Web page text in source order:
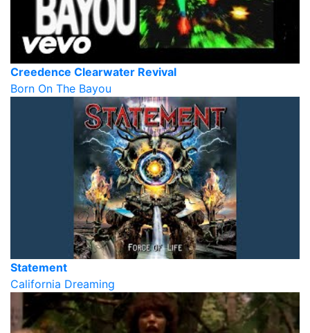
Creedence Clearwater Revival
Born On The Bayou
Statement
California Dreaming